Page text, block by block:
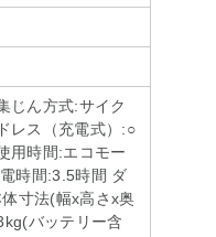
じん方式:サイク
レス（充電式）:○
用時間:エコモー
時間:3.5時間 ダ
寸法(幅x高さx奥
バッテリー含